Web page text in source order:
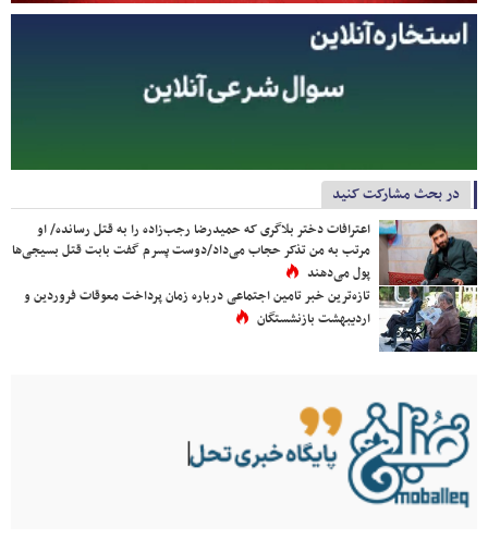
در بحث مشارکت کنید
اعترافات دختر بلاگری که حمیدرضا رجب‌زاده را به قتل رسانده/ او
مرتب به من تذکر حجاب می‌داد/دوست پسرم گفت بابت قتل بسیجی‌ها
پول می‌دهند
تازه‌ترین خبر تامین اجتماعی درباره زمان پرداخت معوقات فروردین و
اردیبهشت بازنشستگان